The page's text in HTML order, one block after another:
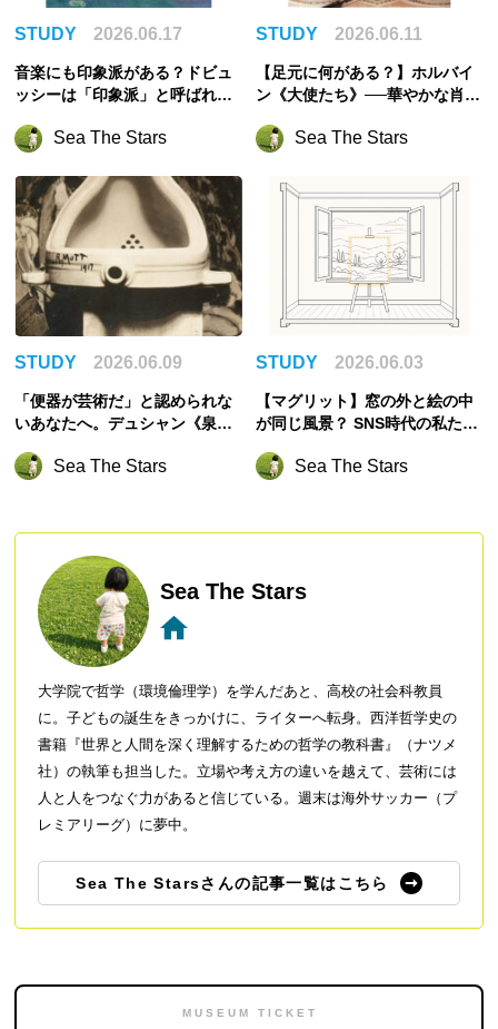
STUDY 2026.06.17
音楽にも印象派がある？ドビュ
ッシーは「印象派」と呼ばれる
音で描かれた《水の反映》
Sea The Stars
STUDY 2026.06.11
【足元に何がある？】ホルバイ
ン《大使たち》──華やかな肖像
Sea The Stars
STUDY 2026.06.09
「便器が芸術だ」と認められな
いあなたへ。デュシャン《泉》
とは
Sea The Stars
STUDY 2026.06.03
【マグリット】窓の外と絵の中
が同じ風景？ SNS時代の私たち
Sea The Stars
Sea The Stars
大学院で哲学（環境倫理学）を学んだあと、高校の社会科教員
に。子どもの誕生をきっかけに、ライターへ転身。西洋哲学史の
書籍『世界と人間を深く理解するための哲学の教科書』（ナツメ
社）の執筆も担当した。立場や考え方の違いを越えて、芸術には
人と人をつなぐ力があると信じている。週末は海外サッカー（プ
レミアリーグ）に夢中。
Sea The Starsさんの記事一覧はこちら
MUSEUM TICKET